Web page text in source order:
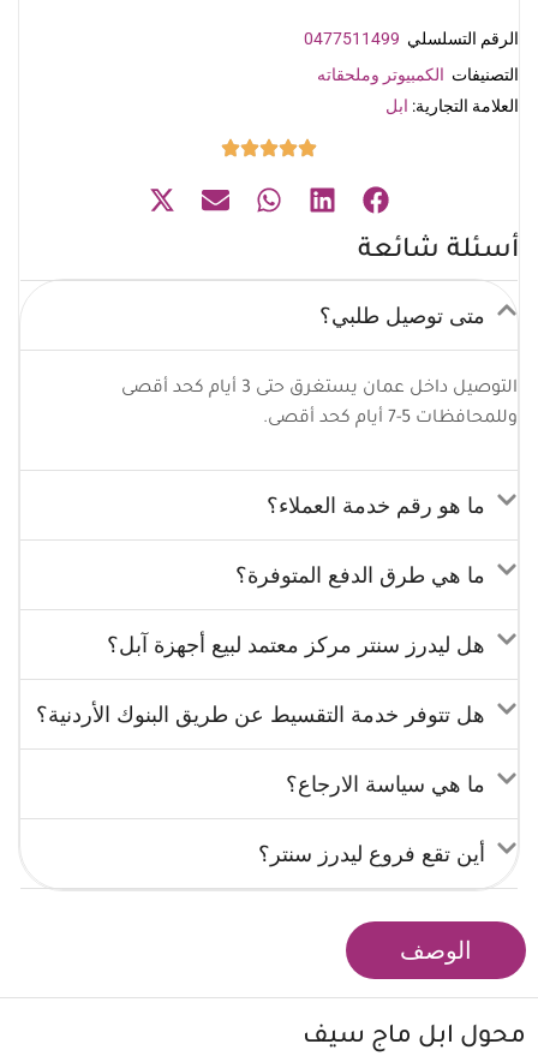
الرقم التسلسلي 0477511499
التصنيفات الكمبيوتر وملحقاته
العلامة التجارية: ابل
أسئلة شائعة
متى توصيل طلبي؟
التوصيل داخل عمان يستغرق حتى 3 أيام كحد أقصى
وللمحافظات 5-7 أيام كحد أقصى.
ما هو رقم خدمة العملاء؟
ما هي طرق الدفع المتوفرة؟
هل ليدرز سنتر مركز معتمد لبيع أجهزة آبل؟
هل تتوفر خدمة التقسيط عن طريق البنوك الأردنية؟
ما هي سياسة الارجاع؟
أين تقع فروع ليدرز سنتر؟
الوصف
محول ابل ماج سيف